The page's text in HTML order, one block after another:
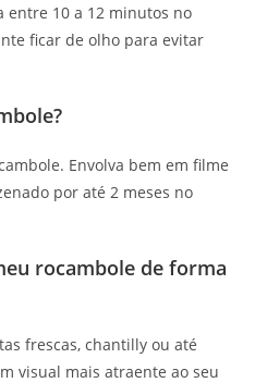
entre 10 a 12 minutos no
ficar de olho para evitar
Envolva bem em filme
por até 2 meses no
rocambole de forma
frescas, chantilly ou até
visual mais atraente ao seu